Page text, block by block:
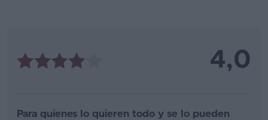
4,0
Para quienes lo quieren todo y se lo pueden